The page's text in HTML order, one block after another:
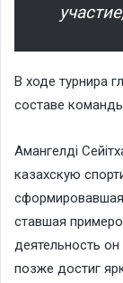
В ходе турнира
составе
Амангелді
казахскую
сформировавшая
ставшая
деятельность он
позже достиг